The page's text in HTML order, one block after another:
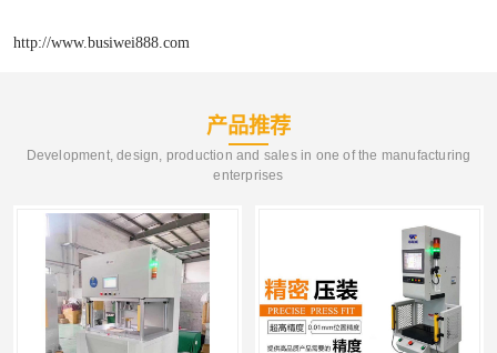
http://www.busiwei888.com
产品推荐
Development, design, production and sales in one of the manufacturing
enterprises